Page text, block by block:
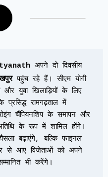
अपने दो दिवसीय
पहुंच रहे हैं। सीएम योगी
युवा खिलाड़ियों के लिए
रामगढ़ताल में
चैंपियनशिप के समापन और
के रूप में शामिल होंगे।
बढ़ाएंगे, बल्कि फाइनल
से आए विजेताओं को अपने
भी करेंगे।